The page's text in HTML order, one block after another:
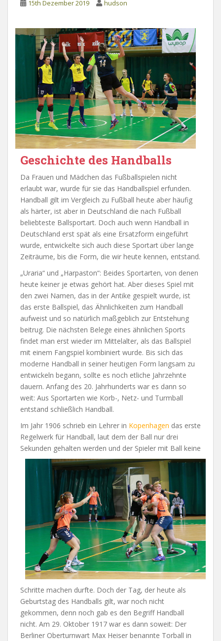
15th Dezember 2019 hudson
Geschichte des Handballs
Da Frauen und Mädchen das Fußballspielen nicht
erlaubt war, wurde für sie das Handballspiel erfunden.
Handball gilt im Vergleich zu Fußball heute aber häufig
als härter, ist aber in Deutschland die nach Fußball
beliebteste Ballsportart. Doch auch wenn Handball in
Deutschland erst spät als eine Ersatzform eingeführt
wurde, entwickelte sich auch diese Sportart über lange
Zeiträume, bis die Form, die wir heute kennen, entstand.
„Uraria“ und „Harpaston“: Beides Sportarten, von denen
heute keiner je etwas gehört hat. Aber dieses Spiel mit
den zwei Namen, das in der Antike gespielt wurde, ist
das erste Ballspiel, das Ähnlichkeiten zum Handball
aufweist und so natürlich maßgeblich zur Entstehung
beitrug. Die nächsten Belege eines ähnlichen Sports
findet man erst wieder im Mittelalter, als das Ballspiel
mit einem Fangspiel kombiniert wurde. Bis sich das
moderne Handball in seiner heutigen Form langsam zu
entwickeln begann, sollte es noch etliche Jahrzehnte
dauern. Anfang des 20. Jahrhunderts war es dann so
weit: Aus Sportarten wie Korb-, Netz- und Turmball
entstand schließlich Handball.
Im Jahr 1906 schrieb ein Lehrer in Kopenhagen das erste
Regelwerk für Handball, laut dem der Ball nur drei
Sekunden gehalten werden und der Spieler mit Ball keine
Schritte machen durfte. Doch der Tag, der heute als
Geburtstag des Handballs gilt, war noch nicht
gekommen, denn noch gab es den Begriff Handball
nicht. Am 29. Oktober 1917 war es dann soweit: Der
Berliner Oberturnwart Max Heiser benannte Torball in